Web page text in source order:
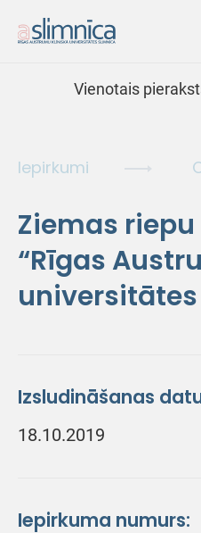
Vienotais
Iepirkumi
Ziemas riepu
“Rīgas
Izsludināšanas
18.10.2019
Iepirkuma numurs: